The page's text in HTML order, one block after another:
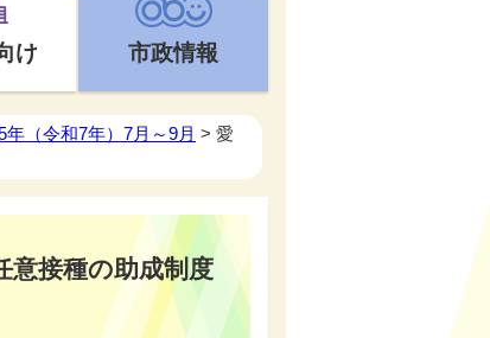
け 市政情報
（令和7年）7月～9月 > 愛
意接種の助成制度